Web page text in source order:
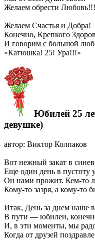
Желаем обрести Любовь!!!
Желаем Счастья и Добра!
Конечно, Крепкого
И говорим с большой
«Катюшка! 25! Ура!!!»
Юбилей 25
девушке)
автор: Виктор Колпаков
Вот нежный закат в
Еще один день в пустоту
Он нами прожит. Кем-то
Кому-то зазря, а кому-то
Итак, День за днем наше
В пути — юбилеи,
И, в эти моменты, мы
Когда от друзей